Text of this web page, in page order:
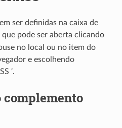
ser definidas na caixa de
que pode ser aberta clicando
no local ou no item do
e escolhendo
‘.